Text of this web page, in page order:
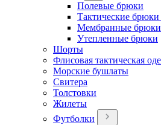
Полевые брюки
Тактические
Мембранные брюки
Утепленные брюки
Шорты
Флисовая тактическая
Морские бушлаты
Свитера
Толстовки
Жилеты
Футболки